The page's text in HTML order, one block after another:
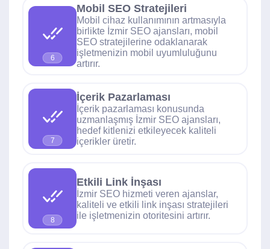
6
Mobil SEO Stratejileri
Mobil cihaz kullanımının artmasıyla
birlikte İzmir SEO ajansları, mobil
SEO stratejilerine odaklanarak
işletmenizin mobil uyumluluğunu
artırır.
7
İçerik Pazarlaması
İçerik pazarlaması konusunda
uzmanlaşmış İzmir SEO ajansları,
hedef kitlenizi etkileyecek kaliteli
içerikler üretir.
8
Etkili Link İnşası
İzmir SEO hizmeti veren ajanslar,
kaliteli ve etkili link inşası stratejileri
ile işletmenizin otoritesini artırır.